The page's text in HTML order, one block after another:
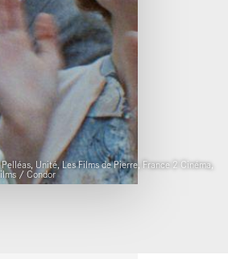
Unité, Les Films de Pierre, France 2 Cinéma,
/ Condor